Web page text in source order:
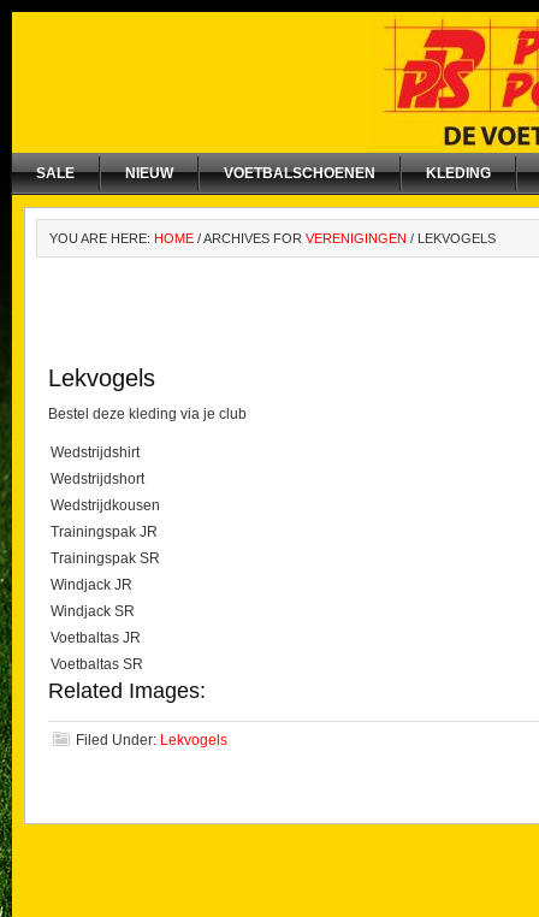
SALE NIEUW VOETBALSCHOENEN KLEDING
YOU ARE HERE: HOME /ARCHIVES FOR VERENIGINGEN / LEKVOGELS
Lekvogels
Bestel deze kleding via je club
Wedstrijdshirt
Wedstrijdshort
Wedstrijdkousen
Trainingspak JR
Trainingspak SR
Windjack JR
Windjack SR
Voetbaltas JR
Voetbaltas SR
Related Images:
Filed Under: Lekvogels